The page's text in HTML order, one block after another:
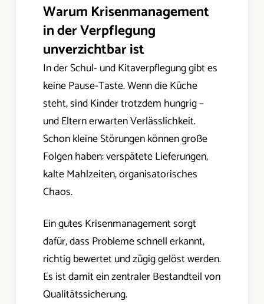
Warum Krisenmanagement
in der Verpflegung
unverzichtbar ist
In der Schul- und Kitaverpflegung gibt es
keine Pause-Taste. Wenn die Küche
steht, sind Kinder trotzdem hungrig –
und Eltern erwarten Verlässlichkeit.
Schon kleine Störungen können große
Folgen haben: verspätete Lieferungen,
kalte Mahlzeiten, organisatorisches
Chaos.
Ein gutes Krisenmanagement sorgt
dafür, dass Probleme schnell erkannt,
richtig bewertet und zügig gelöst werden.
Es ist damit ein zentraler Bestandteil von
Qualitätssicherung.